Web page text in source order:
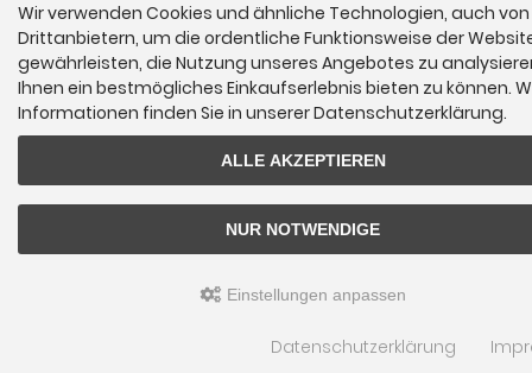
Wir verwenden Cookies und ähnliche Technologien, auch von
Drittanbietern, um die ordentliche Funktionsweise der
gewährleisten, die Nutzung unseres Angebotes zu
Ihnen ein bestmögliches Einkaufserlebnis bieten zu können.
Informationen finden Sie in unserer Datenschutzerklärung.
ALLE AKZEPTIEREN
NUR NOTWENDIGE
Einstellungen anpassen
Datenschutzerklärung